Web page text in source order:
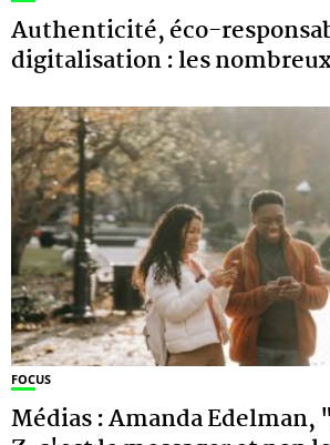
Authenticité, éco-
digitalisation : les
FOCUS
Médias : Amanda Edelman,